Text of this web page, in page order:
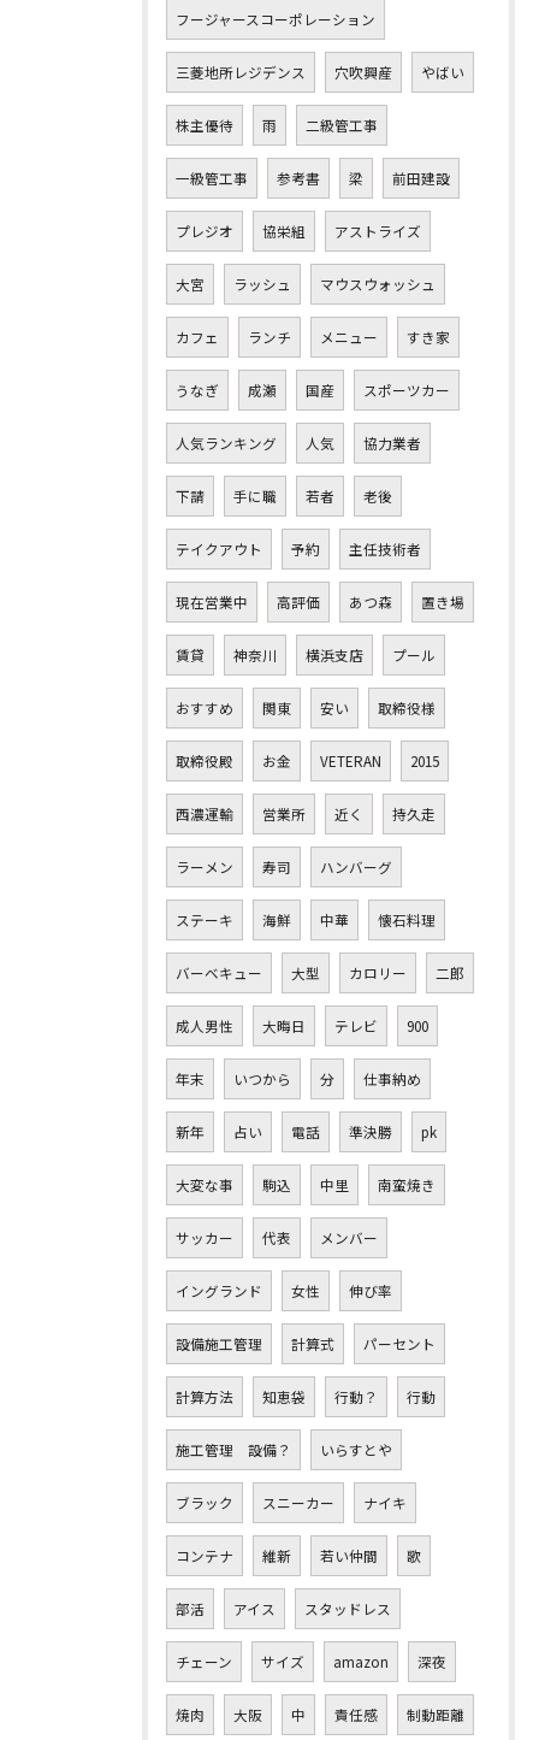
フージャースコーポレーション
三菱地所レジデンス 穴吹興産 やばい
株主優待 雨 二級管工事
一級管工事 参考書 梁 前田建設
プレジオ 協栄組 アストライズ
大宮 ラッシュ マウスウォッシュ
カフェ ランチ メニュー すき家
うなぎ 成瀬 国産 スポーツカー
人気ランキング 人気 協力業者
下請 手に職 若者 老後
テイクアウト 予約 主任技術者
現在営業中 高評価 あつ森 置き場
賃貸 神奈川 横浜支店 プール
おすすめ 関東 安い 取締役様
取締役殿 お金 VETERAN 2015
西濃運輸 営業所 近く 持久走
ラーメン 寿司 ハンバーグ
ステーキ 海鮮 中華 懐石料理
バーベキュー 大型 カロリー 二郎
成人男性 大晦日 テレビ 900
年末 いつから 分 仕事納め
新年 占い 電話 準決勝 pk
大変な事 駒込 中里 南蛮焼き
サッカー 代表 メンバー
イングランド 女性 伸び率
設備施工管理 計算式 パーセント
計算方法 知恵袋 行動？ 行動
施工管理 設備？ いらすとや
ブラック スニーカー ナイキ
コンテナ 維新 若い仲間 歌
部活 アイス スタッドレス
チェーン サイズ amazon 深夜
焼肉 大阪 中 責任感 制動距離